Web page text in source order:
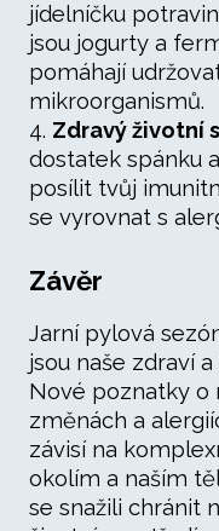
jídelníčku
jsou jogurty a
pomáhají
mikroorganismů.
4. Zdravý životní
dostatek spánku
posílit tvůj
se vyrovnat s
Závěr
Jarní pylová
jsou naše zdraví
Nové poznatky o
změnách a
závisí na
okolím a naším
se snažili chránit